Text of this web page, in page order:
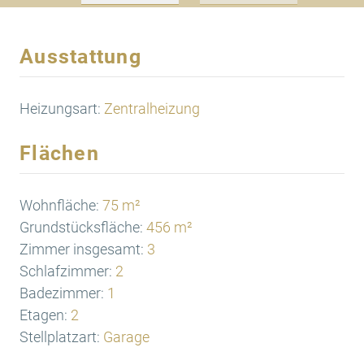
Ausstattung
Heizungsart: Zentralheizung
Flächen
Wohnfläche: 75 m²
Grundstücksfläche: 456 m²
Zimmer insgesamt: 3
Schlafzimmer: 2
Badezimmer: 1
Etagen: 2
Stellplatzart: Garage